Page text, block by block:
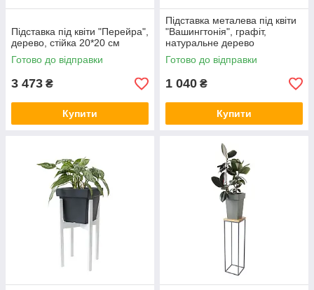
Підставка під квіти "Перейра",
дерево, стійка 20*20 см
Готово до відправки
3 473 ₴
Купити
Підставка металева під квіти
"Вашингтонія", графіт,
натуральне дерево
Готово до відправки
1 040 ₴
Купити